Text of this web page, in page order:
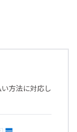
方法に対応し